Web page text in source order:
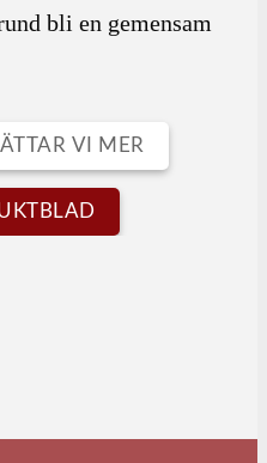
bli en gemensam
VI MER